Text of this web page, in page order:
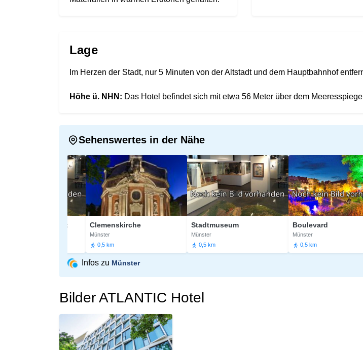
Lage
Im Herzen der Stadt, nur 5 Minuten von der Altstadt und dem Hauptbahnhof
Höhe ü. NHN: Das Hotel befindet sich mit etwa 56 Meter über dem
Sehenswertes in der Nähe
Clemenskirche
0,5 km
Stadtmuseum
0,5 km
Boulevard
0,5 km
Infos zu Münster
Bilder ATLANTIC Hotel